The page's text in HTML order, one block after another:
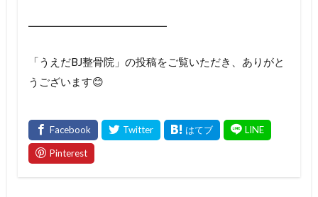
━━━━━━━━━━━━━
「うえだBJ整骨院」の投稿をご覧いただき、ありがと
うございます😊